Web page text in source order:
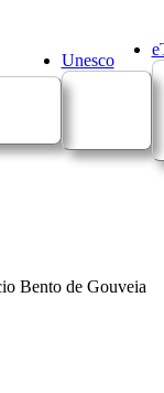
Unesco
Bento de Gouveia